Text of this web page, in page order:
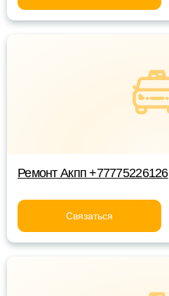
Ремонт Акпп +77775226126
Связаться